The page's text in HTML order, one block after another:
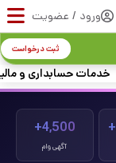
ورود / عضویت
خدمات حسابداری و
ثبت درخواست
4,500+
آگهی وام